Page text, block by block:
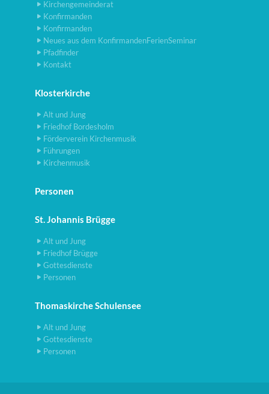
Kirchengemeinderat
Konfirmanden
Konfirmanden
Neues aus dem KonfirmandenFerienSeminar
Pfadfinder
Kontakt
Klosterkirche
Alt und Jung
Friedhof Bordesholm
Förderverein Kirchenmusik
Führungen
Kirchenmusik
Personen
St. Johannis Brügge
Alt und Jung
Friedhof Brügge
Gottesdienste
Personen
Thomaskirche Schulensee
Alt und Jung
Gottesdienste
Personen